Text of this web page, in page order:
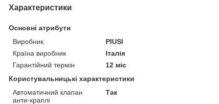
Характеристики
Основні атрибути
Виробник
PIUSI
Країна виробник
Італія
Гарантійний термін
12 міс
Користувальницькі характеристики
Автоматичний клапан
анти-краплі
Так